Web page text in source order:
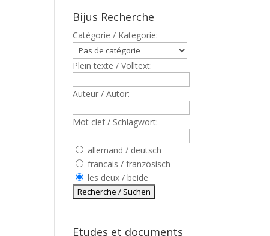
Bijus Recherche
Catègorie / Kategorie:
Plein texte / Volltext:
Auteur / Autor:
Mot clef / Schlagwort:
allemand / deutsch
francais / französisch
les deux / beide
Etudes et documents